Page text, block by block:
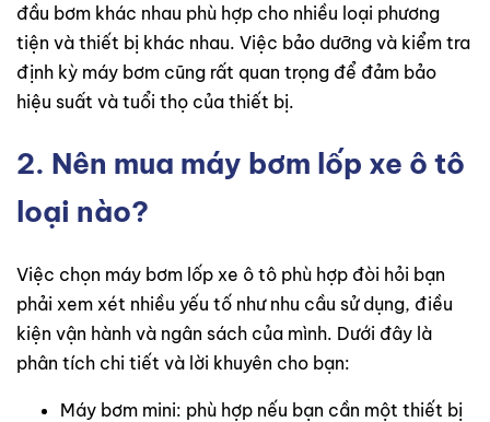
đầu bơm khác nhau phù hợp cho nhiều loại phương
tiện và thiết bị khác nhau. Việc bảo dưỡng và kiểm tra
định kỳ máy bơm cũng rất quan trọng để đảm bảo
hiệu suất và tuổi thọ của thiết bị.
2. Nên mua máy bơm lốp xe ô tô
loại nào?
Việc chọn máy bơm lốp xe ô tô phù hợp đòi hỏi bạn
phải xem xét nhiều yếu tố như nhu cầu sử dụng, điều
kiện vận hành và ngân sách của mình. Dưới đây là
phân tích chi tiết và lời khuyên cho bạn:
Máy bơm mini: phù hợp nếu bạn cần một thiết bị